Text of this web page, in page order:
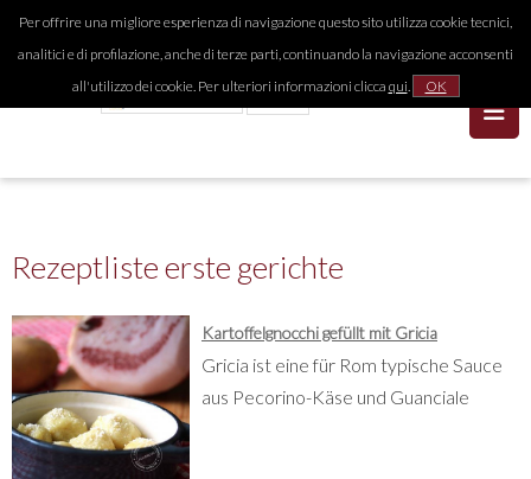
Per offrire una migliore esperienza di navigazione questo sito utilizza cookie tecnici,
analitici e di profilazione, anche di terze parti, continuando la navigazione acconsenti
all'utilizzo dei cookie. Per ulteriori informazioni clicca qui. OK
Rezeptliste erste gerichte
Kartoffelgnocchi gefüllt mit Gricia
Gricia ist eine für Rom typische Sauce
aus Pecorino-Käse und Guanciale